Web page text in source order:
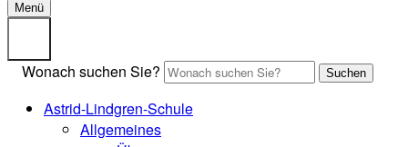
Menü
Wonach suchen Sie? Suchen
Astrid-Lindgren-Schule
Allgemeines